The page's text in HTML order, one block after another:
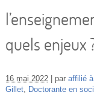
quels enjeux
16 mai 2022 par affilié à
Gillet, Doctorante en